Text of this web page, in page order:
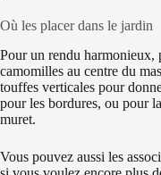
Où les placer dans le jardin
Pour un rendu harmonieux,
camomilles au centre du
touffes verticales pour
pour les bordures, ou pour
muret.
Vous pouvez aussi les